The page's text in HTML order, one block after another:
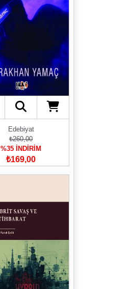
Edebiyat
₺260,00
%35 İNDİRİM
₺169,00